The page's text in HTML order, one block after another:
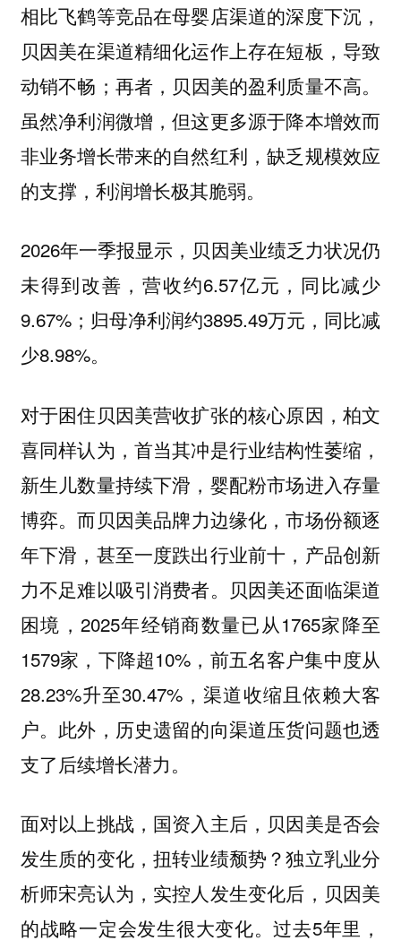
相比飞鹤等竞品在母婴店渠道的深度下沉，
贝因美在渠道精细化运作上存在短板，导致
动销不畅；再者，贝因美的盈利质量不高。
虽然净利润微增，但这更多源于降本增效而
非业务增长带来的自然红利，缺乏规模效应
的支撑，利润增长极其脆弱。
2026年一季报显示，贝因美业绩乏力状况仍
未得到改善，营收约6.57亿元，同比减少
9.67%；归母净利润约3895.49万元，同比减
少8.98%。
对于困住贝因美营收扩张的核心原因， 柏文
喜同样认为，首当其冲是行业结构性萎缩，
新生儿数量持续下滑，婴配粉市场进入存量
博弈。而贝因美品牌力边缘化，市场份额逐
年下滑，甚至一度跌出行业前十，产品创新
力不足难以吸引消费者。贝因美还面临渠道
困境，2025年经销商数量已从1765家降至
1579家，下降超10%，前五名客户集中度从
28.23%升至30.47%，渠道收缩且依赖大客
户。此外，历史遗留的向渠道压货问题也透
支了后续增长潜力。
面对以上挑战，国资入主后，贝因美是否会
发生质的变化，扭转业绩颓势？独立乳业分
析师宋亮认为，实控人发生变化后，贝因美
的战略一定会发生很大变化。过去5年里，